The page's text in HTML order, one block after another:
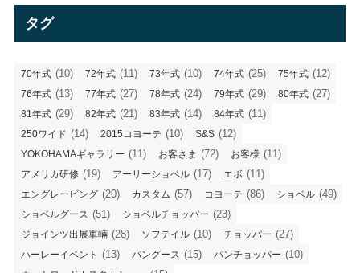
タグ
70年式 (10) 72年式 (11) 73年式 (10) 74年式 (25) 75年式 (12)
76年式 (13) 77年式 (27) 78年式 (24) 79年式 (29) 80年式 (27)
81年式 (29) 82年式 (21) 83年式 (14) 84年式 (11)
250ワイド (14) 2015コヨーテ (10) S&S (12)
YOKOHAMAギャラリー (11) お客さま (72) お客様 (11)
アメリカ研修 (19) アーリーショベル (17) エボ (11)
エングレービング (20) カスタム (57) コヨーテ (86) ショベル (49)
ショベルグース (51) ショベルチョッパー (23)
ジョインツ出展車輛 (28) ソフテイル (10) チョッパー (27)
ハーレーイベント (13) パングース (15) パンチョッパー (10)